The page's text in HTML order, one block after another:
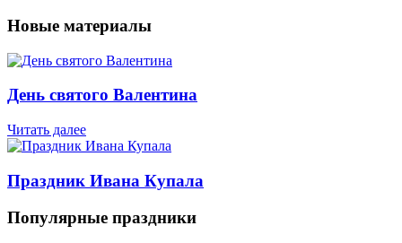
Новые материалы
День святого Валентина
Читать далее
Праздник Ивана Купала
Популярные праздники